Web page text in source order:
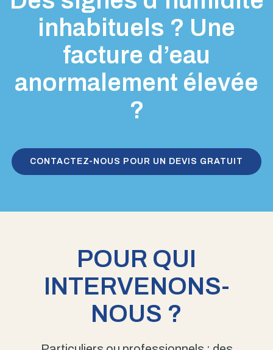
inhabituels ? Une
facture d’eau
anormalement élevée
?
CONTACTEZ-NOUS POUR UN DEVIS GRATUIT
POUR QUI
INTERVENONS-
NOUS ?